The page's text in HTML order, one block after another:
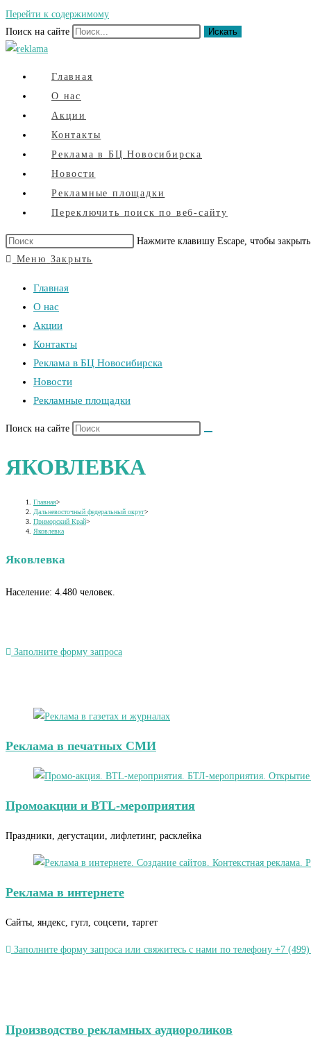
Перейти к содержимому
Поиск на сайте
Искать
Главная
О нас
Акции
Контакты
Реклама в БЦ Новосибирска
Новости
Рекламные площадки
Переключить поиск по веб-сайту
Нажмите клавишу Escape, чтобы
Меню Закрыть
Главная
О нас
Акции
Контакты
Реклама в БЦ Новосибирска
Новости
Рекламные площадки
Поиск на сайте
ЯКОВЛЕВКА
Главная>
Дальневосточный федеральный округ>
Приморский Край>
Яковлевка
Яковлевка
Население: 4.480 человек.
Заполните форму запроса
Реклама в печатных СМИ
Промоакции и BTL-мероприятия
Праздники, дегустации, лифлетинг, расклейка
Реклама в интернете
Сайты, яндекс, гугл, соцсети, таргет
Заполните форму запроса или свяжитесь с нами по телефону +7
Производство рекламных аудиороликов